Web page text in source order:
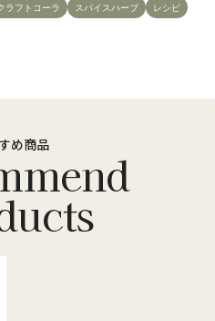
ラフトコーラ スパイスハーブ レシピ
め商品